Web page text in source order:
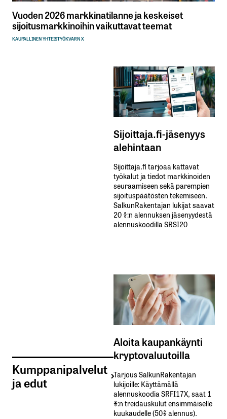
Vuoden 2026 markkinatilanne ja keskeiset
sijoitusmarkkinoihin vaikuttavat teemat
KAUPALLINEN YHTEISTYÖKVARN X
Kumppanipalvelut
ja edut
Sijoittaja.fi-jäsenyys
alehintaan
Sijoittaja.fi tarjoaa kattavat
työkalut ja tiedot markkinoiden
seuraamiseen sekä parempien
sijoituspäätösten tekemiseen.
SalkunRakentajan lukijat saavat
20 %:n alennuksen jäsenyydestä
alennuskoodilla SRSI20
Aloita kaupankäynti
kryptovaluutoilla
Tarjous SalkunRakentajan
lukijoille: Käyttämällä​ ​
alennuskoodia​ ​SRFI17X,​ ​saat​ ​1
%:n treidauskulut​ ​ensimmäiselle​ ​
kuukaudelle​ ​(50%​ ​alennus).